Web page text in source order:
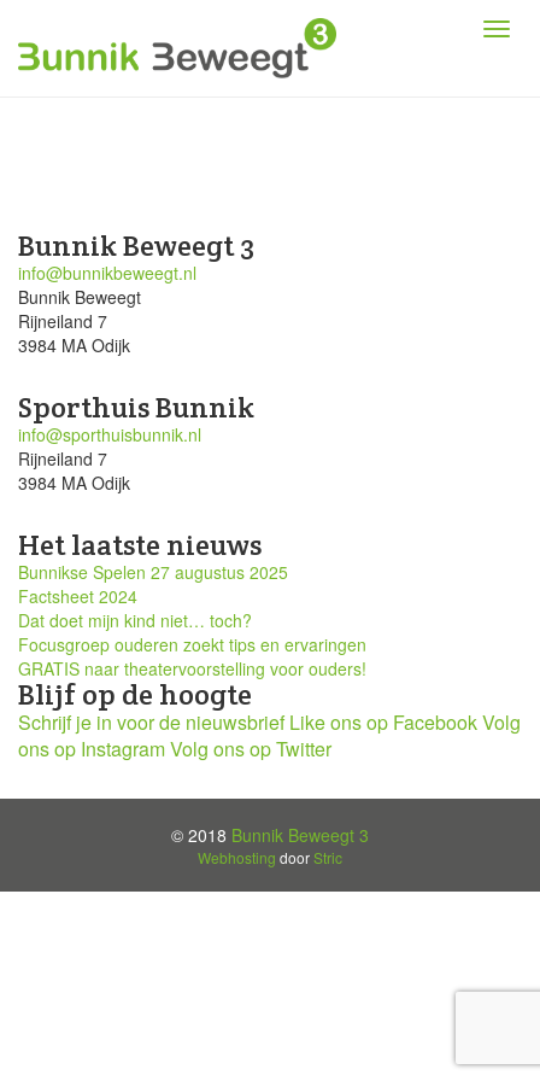
Bunnik Beweegt 3
info@bunnikbeweegt.nl
Bunnik Beweegt
Rijneiland 7
3984 MA Odijk
Sporthuis Bunnik
info@sporthuisbunnik.nl
Rijneiland 7
3984 MA Odijk
Het laatste nieuws
Bunnikse Spelen 27 augustus 2025
Factsheet 2024
Dat doet mijn kind niet… toch?
Focusgroep ouderen zoekt tips en ervaringen
GRATIS naar theatervoorstelling voor ouders!
Blijf op de hoogte
Schrijf je in voor de nieuwsbrief Like ons op FacebookVolg
ons op InstagramVolg ons op Twitter
© 2018 Bunnik Beweegt 3
Webhosting doorStric